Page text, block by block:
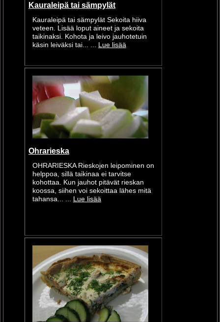
Kauraleipä tai sämpylät
Kauraleipä tai sämpylät Sekoita hiiva
veteen. Lisää loput aineet ja sekoita
taikinaksi. Kohota ja leivo jauhotetuin
käsin leiväksi tai... ... Lue lisää
Ohrarieska
OHRARIESKA Rieskojen leipominen on
helppoa, sillä taikinaa ei tarvitse
kohottaa. Kun jauhot pitävät rieskan
koossa, siihen voi sekoittaa lähes mitä
tahansa... ... Lue lisää